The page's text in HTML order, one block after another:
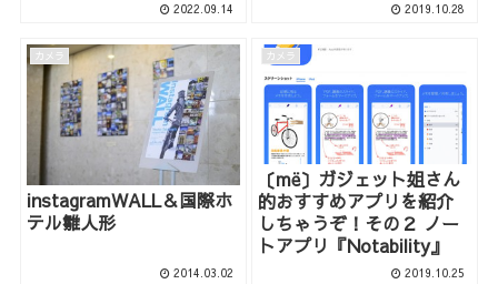
2022.09.14 2019.10.28
カメラ
instagramWALL＆国際ホ
テル雛人形
2014.03.02
カメラ
〔më〕ガジェット姐さん
的おすすめアプリを紹介
しちゃうぞ！その２ ノー
トアプリ『Notability』
2019.10.25